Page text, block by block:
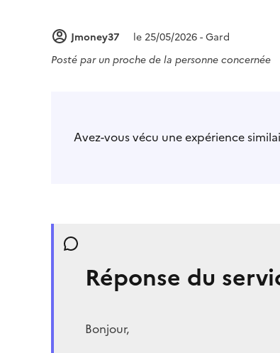
Jmoney37
le 25/05/2026 - Gard
Posté parun proche de la personne concernée
Avez-vous vécu une expérience
Réponse du
Bonjour,